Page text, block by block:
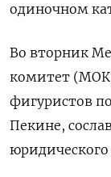
одиночном
Во вторник
комитет
фигуристов
Пекине,
юридического